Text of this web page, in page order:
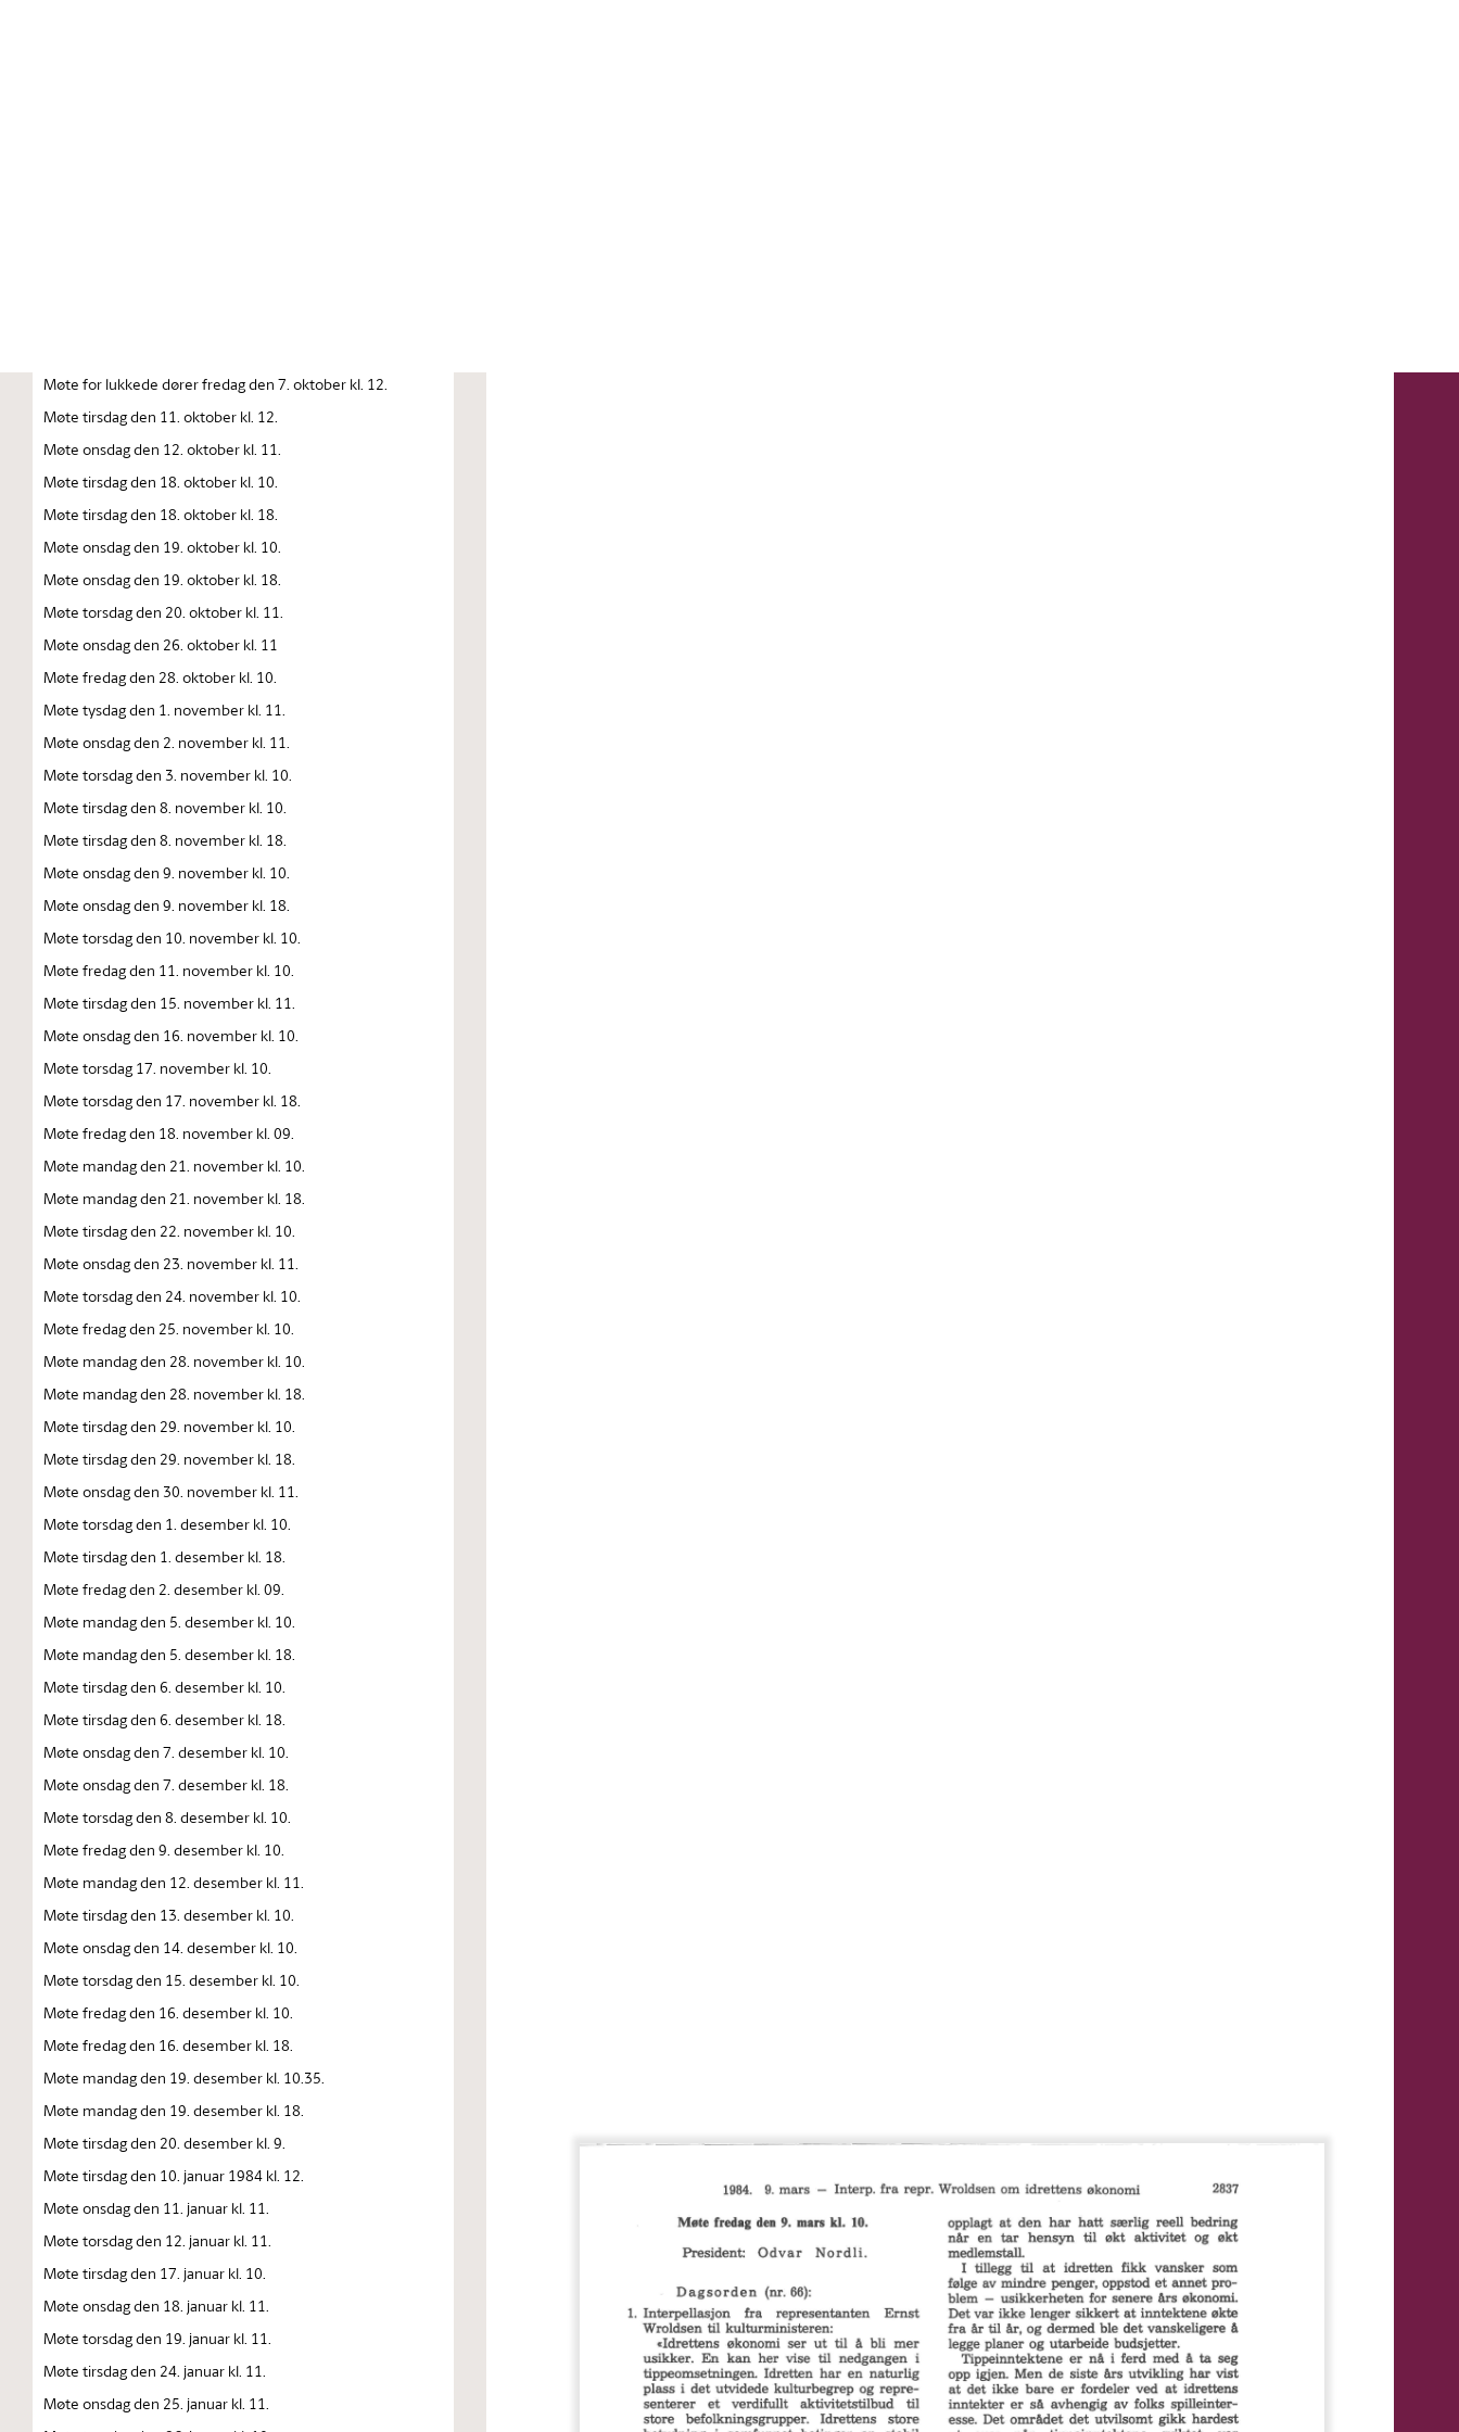
Møte for lukkede dører fredag den 7. oktober kl. 12.
Møte tirsdag den 11. oktober kl. 12.
Møte onsdag den 12. oktober kl. 11.
Møte tirsdag den 18. oktober kl. 10.
Møte tirsdag den 18. oktober kl. 18.
Møte onsdag den 19. oktober kl. 10.
Møte onsdag den 19. oktober kl. 18.
Møte torsdag den 20. oktober kl. 11.
Møte onsdag den 26. oktober kl. 11
Møte fredag den 28. oktober kl. 10.
Møte tysdag den 1. november kl. 11.
Møte onsdag den 2. november kl. 11.
Møte torsdag den 3. november kl. 10.
Møte tirsdag den 8. november kl. 10.
Møte tirsdag den 8. november kl. 18.
Møte onsdag den 9. november kl. 10.
Møte onsdag den 9. november kl. 18.
Møte torsdag den 10. november kl. 10.
Møte fredag den 11. november kl. 10.
Møte tirsdag den 15. november kl. 11.
Møte onsdag den 16. november kl. 10.
Møte torsdag 17. november kl. 10.
Møte torsdag den 17. november kl. 18.
Møte fredag den 18. november kl. 09.
Møte mandag den 21. november kl. 10.
Møte mandag den 21. november kl. 18.
Møte tirsdag den 22. november kl. 10.
Møte onsdag den 23. november kl. 11.
Møte torsdag den 24. november kl. 10.
Møte fredag den 25. november kl. 10.
Møte mandag den 28. november kl. 10.
Møte mandag den 28. november kl. 18.
Møte tirsdag den 29. november kl. 10.
Møte tirsdag den 29. november kl. 18.
Møte onsdag den 30. november kl. 11.
Møte torsdag den 1. desember kl. 10.
Møte tirsdag den 1. desember kl. 18.
Møte fredag den 2. desember kl. 09.
Møte mandag den 5. desember kl. 10.
Møte mandag den 5. desember kl. 18.
Møte tirsdag den 6. desember kl. 10.
Møte tirsdag den 6. desember kl. 18.
Møte onsdag den 7. desember kl. 10.
Møte onsdag den 7. desember kl. 18.
Møte torsdag den 8. desember kl. 10.
Møte fredag den 9. desember kl. 10.
Møte mandag den 12. desember kl. 11.
Møte tirsdag den 13. desember kl. 10.
Møte onsdag den 14. desember kl. 10.
Møte torsdag den 15. desember kl. 10.
Møte fredag den 16. desember kl. 10.
Møte fredag den 16. desember kl. 18.
Møte mandag den 19. desember kl. 10.35.
Møte mandag den 19. desember kl. 18.
Møte tirsdag den 20. desember kl. 9.
Møte tirsdag den 10. januar 1984 kl. 12.
Møte onsdag den 11. januar kl. 11.
Møte torsdag den 12. januar kl. 11.
Møte tirsdag den 17. januar kl. 10.
Møte onsdag den 18. januar kl. 11.
Møte torsdag den 19. januar kl. 11.
Møte tirsdag den 24. januar kl. 11.
Møte onsdag den 25. januar kl. 11.